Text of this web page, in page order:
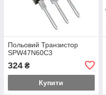
Польовий Транзистор
SPW47N60C3
324 ₴
Купити